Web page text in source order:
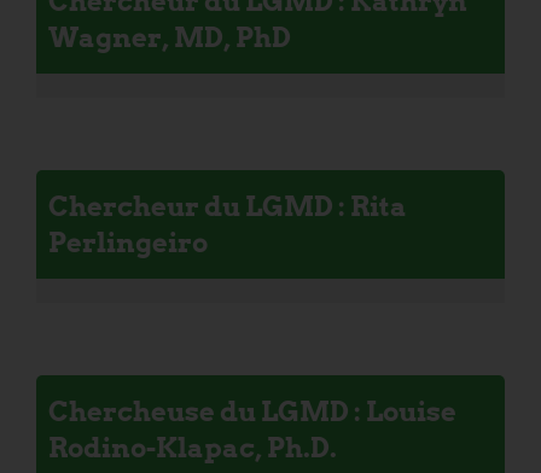
Wagner, MD, PhD
Chercheur du LGMD : Rita
Perlingeiro
Chercheuse du LGMD : Louise
Rodino-Klapac, Ph.D.